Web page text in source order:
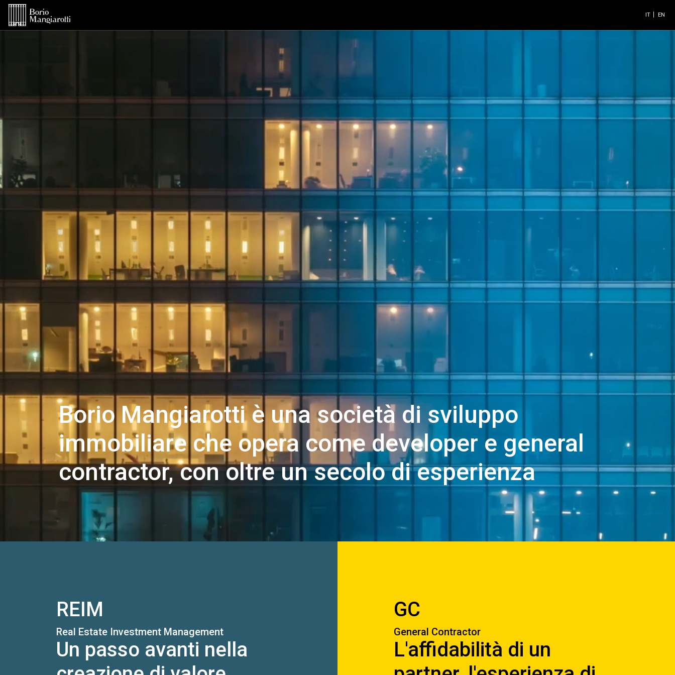
IT EN
Borio Mangiarotti è una società di sviluppo
immobiliare che opera come developer e general
contractor, con oltre un secolo di esperienza
REIM
Real Estate Investment Management
Un passo avanti nella
GC
General Contractor
L'affidabilità di un